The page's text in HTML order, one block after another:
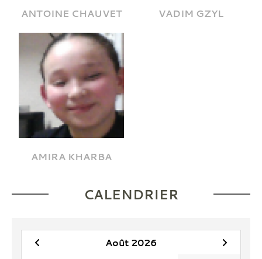
ANTOINE CHAUVET VADIM GZYL
AMIRA KHARBA
CALENDRIER
Août 2026